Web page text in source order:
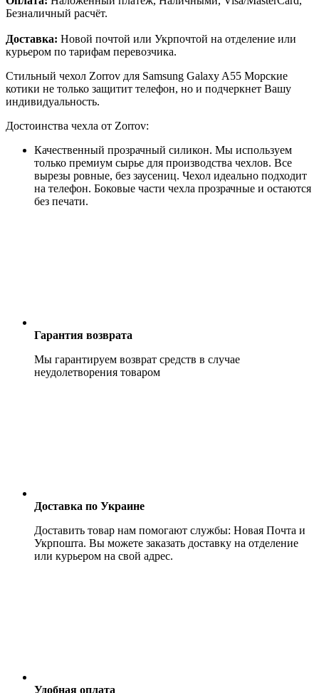
Безналичный расчёт.
Доставка: Новой почтой или Укрпочтой на отделение или
курьером по тарифам перевозчика.
Стильный чехол Zorrov для Samsung Galaxy A55 Морские
котики не только защитит телефон, но и подчеркнет Вашу
индивидуальность.
Достоинства чехла от Zorrov:
Качественный прозрачный силикон. Мы используем
только премиум сырье для производства чехлов. Все
вырезы ровные, без заусениц. Чехол идеально подходит
на телефон. Боковые части чехла прозрачные и остаются
без печати.
Гарантия возврата
Мы гарантируем возврат средств в случае
неудолетворения товаром
Доставка по Украине
Доставить товар нам помогают службы: Новая Почта и
Укрпошта. Вы можете заказать доставку на отделение
или курьером на свой адрес.
Удобная оплата